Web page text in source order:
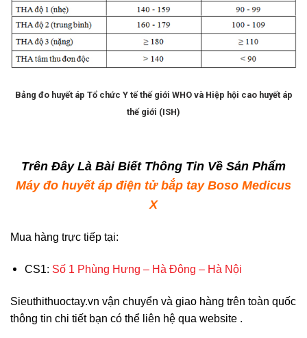
Bảng đo huyết áp Tổ chức Y tế thế giới WHO và Hiệp hội cao huyết áp
thế giới (ISH)
Trên Đây Là Bài Biết Thông Tin Về Sản Phẩm
Máy đo huyết áp điện tử bắp tay Boso Medicus
X
Mua hàng trực tiếp tại:
CS1: Số 1 Phùng Hưng – Hà Đông – Hà Nội
Sieuthithuoctay.vn vận chuyển và giao hàng trên toàn quốc
thông tin chi tiết bạn có thể liên hệ qua website .